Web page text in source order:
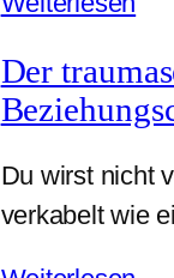
Der
Du wirst nicht
verkabelt wie